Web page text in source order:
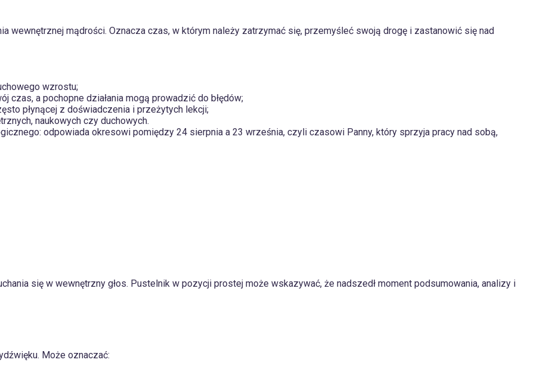
wewnętrznej mądrości. Oznacza czas, w którym należy zatrzymać się, przemyśleć swoją drogę i zastanowić się nad
wzrostu;
czas, a pochopne działania mogą prowadzić do błędów;
płynącej z doświadczenia i przeżytych lekcji;
naukowych czy duchowych.
odpowiada okresowi pomiędzy 24 sierpnia a 23 września, czyli czasowi Panny, który sprzyja pracy nad sobą,
się w wewnętrzny głos. Pustelnik w pozycji prostej może wskazywać, że nadszedł moment podsumowania, analizy i
Może oznaczać: